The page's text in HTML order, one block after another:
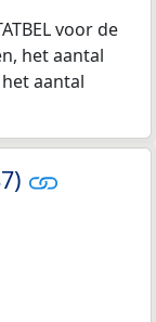
voor de
het aantal
aantal